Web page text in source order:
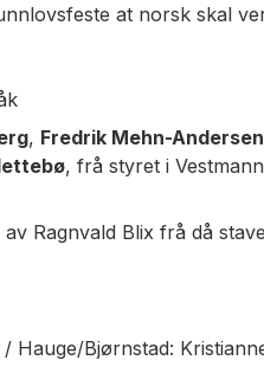
at norsk skal
, Fredrik Mehn-Andersen
, frå styret i
Ragnvald Blix frå då
Hauge/Bjørnstad: